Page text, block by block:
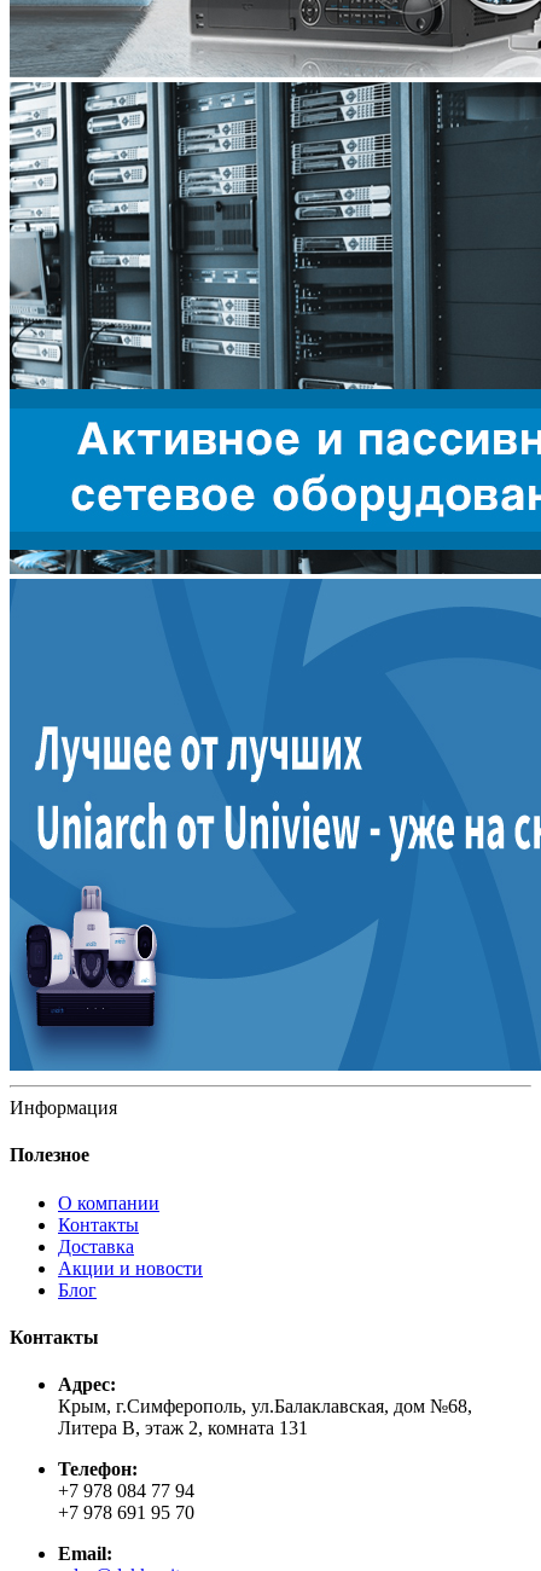
Информация
Полезное
О компании
Контакты
Доставка
Акции и новости
Блог
Контакты
Адрес:
Крым, г.Симферополь, ул.Балаклавская, дом №68,
Литера В, этаж 2, комната 131
Телефон:
+7 978 084 77 94
+7 978 691 95 70
Email: